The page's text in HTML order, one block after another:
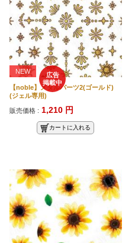
NEW
広告
掲載中
【noble】メタルパーツ2(ゴールド)
(ジェル専用)
販売価格 : 1,210 円
カートに入れる